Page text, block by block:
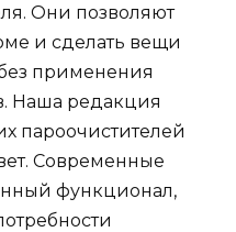
Они позволяют
и сделать вещи
применения
Наша редакция
пароочистителей
Современные
функционал,